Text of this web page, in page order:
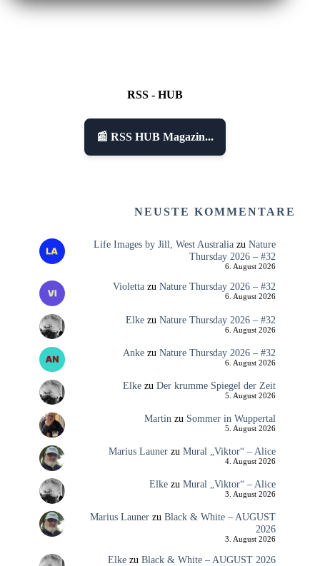
RSS - HUB
📰 RSS HUB Magazin...
NEUSTE KOMMENTARE
Life Images by Jill, West Australiazu Nature
Thursday 2026 – #32
6. August 2026
Violettazu Nature Thursday 2026 – #32
6. August 2026
Elkezu Nature Thursday 2026 – #32
6. August 2026
Ankezu Nature Thursday 2026 – #32
6. August 2026
Elkezu Der krumme Spiegel der Zeit
5. August 2026
Martin zu Sommer in Wuppertal
5. August 2026
Marius Launerzu Mural „Viktor“ – Alice
4. August 2026
Elkezu Mural „Viktor“ – Alice
3. August 2026
Marius Launerzu Black & White – AUGUST
2026
3. August 2026
Elkezu Black & White – AUGUST 2026